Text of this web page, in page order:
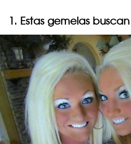
1. Estas gemelas